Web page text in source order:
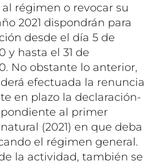
régimen o revocar su
2021 dispondrán para
desde el día 5 de
y hasta el 31 de
No obstante lo anterior,
efectuada la renuncia
en plazo la declaración-
al primer
(2021) en que deba
el régimen general.
la actividad, también se